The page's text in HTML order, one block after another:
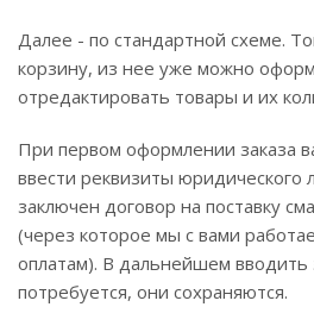
Далее - по стандартной схеме.
корзину, из нее уже можно
отредактировать товары и их
При первом оформлении заказа
ввести реквизиты юридического
заключен договор на поставку
(через которое мы с вами
оплатам). В дальнейшем
потребуется, они сохраняются.